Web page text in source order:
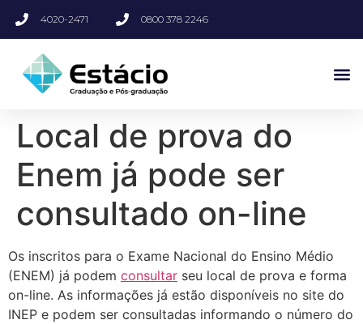
4020-2471 0800 378 2246
Local de prova do
Enem já pode ser
consultado on-line
Os inscritos para o Exame Nacional do Ensino Médio
(ENEM) já podem consultar seu local de prova e forma
on-line. As informações já estão disponíveis no site do
INEP e podem ser consultadas informando o número do